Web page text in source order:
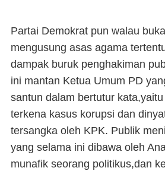
Partai Demokrat pun walau
mengusung asas agama
dampak buruk penghakiman
ini mantan Ketua Umum PD
santun dalam bertutur
terkena kasus korupsi dan
tersangka oleh KPK. Publik
yang selama ini dibawa oleh
munafik seorang politikus,dan